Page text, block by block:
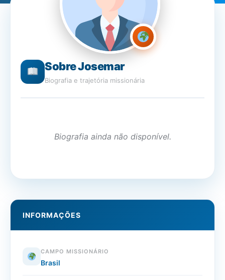
Sobre Josemar
Biografia e trajetória missionária
Biografia ainda não disponível.
INFORMAÇÕES
CAMPO MISSIONÁRIO
Brasil